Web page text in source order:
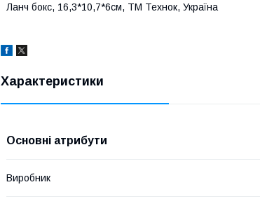
Ланч бокс, 16,3*10,7*6см, ТМ Технок, Україна
Характеристики
Основні атрибути
Виробник